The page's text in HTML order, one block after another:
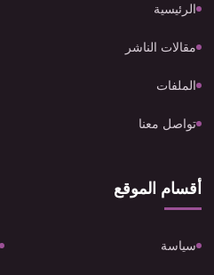
الرئيسية
مقالات الناشر
الملفات
تواصل معنا
أقسام الموقع
سياسة